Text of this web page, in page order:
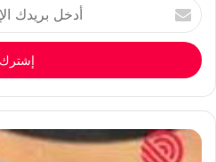
أدخل
بريدك
الإلكتروني